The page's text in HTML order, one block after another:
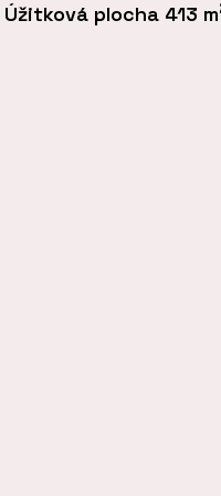
Úžitková plocha 413 m